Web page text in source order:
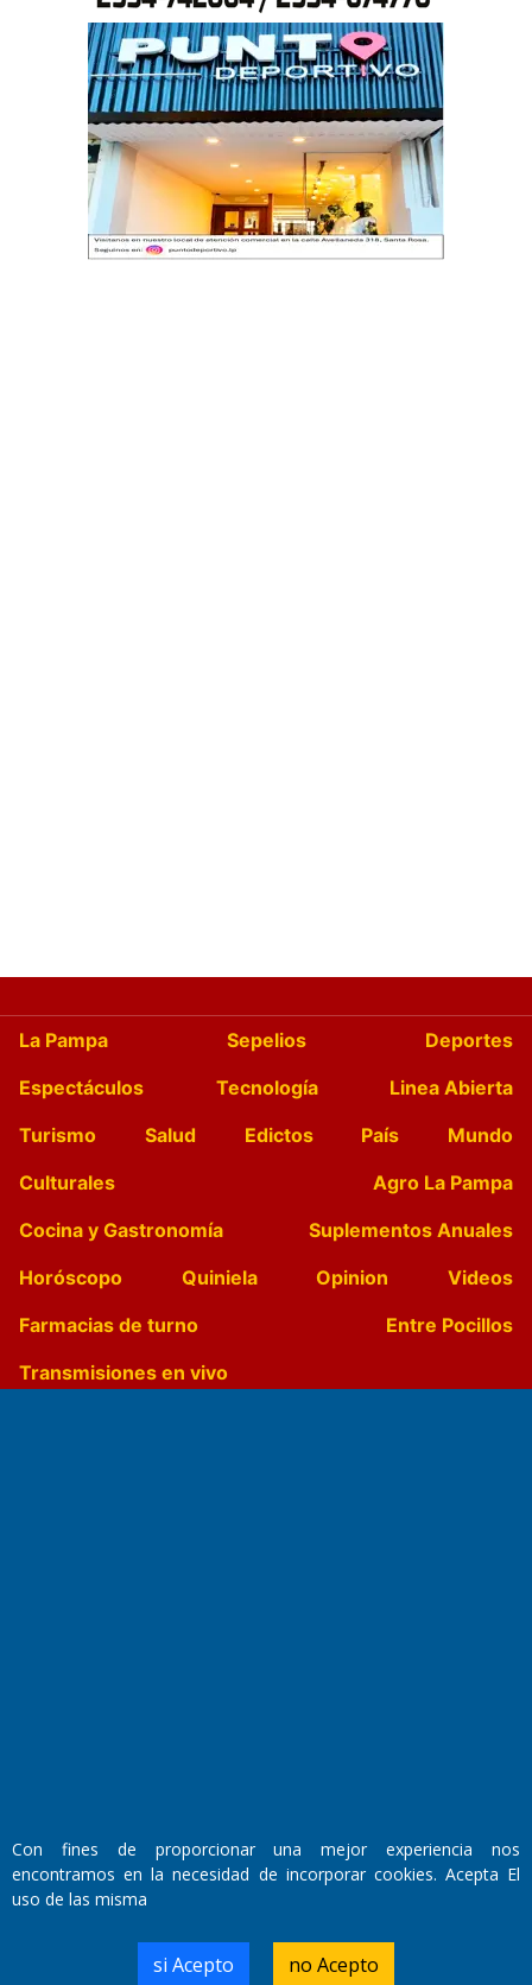
La Pampa Sepelios
Deportes
Espectáculos
Tecnología
Linea Abierta
Turismo
Salud Edictos País
Mundo
Culturales
Agro La Pampa
Cocina y Gastronomía
Suplementos Anuales
Horóscopo
Quiniela Opinion
Videos
Farmacias de turno
Entre Pocillos
Transmisiones en vivo
Propietario: El Diario SRL
Director Periodístico:
Walter René Goñi
Domicilio Legal: José Ingenieros 855,
Con fines de proporcionar una mejor experiencia nos
encontramos en la necesidad de incorporar cookies. Acepta El
uso de las misma
si Acepto no Acepto